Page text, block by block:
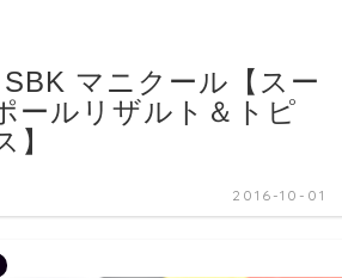
マニクール【スー
ールリザルト＆トピ
】
2016-10-01